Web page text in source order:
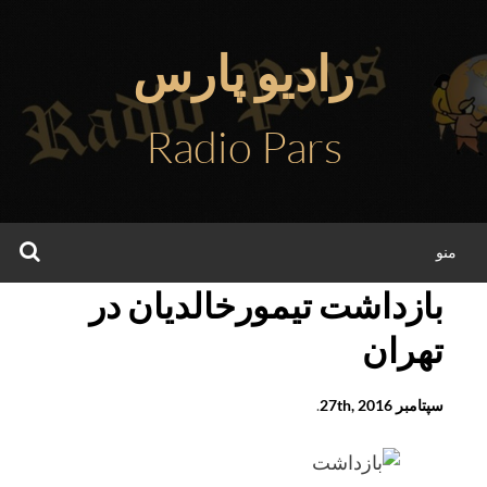
محتوا
رادیو پارس
Radio Pars
منو
بازداشت تیمورخالدیان در
تهران
سپتامبر 27th, 2016 .